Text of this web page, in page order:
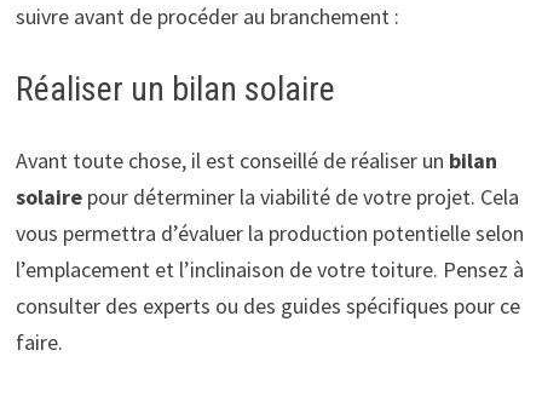
suivre avant de procéder au branchement :
Réaliser un bilan solaire
Avant toute chose, il est conseillé de réaliser un bilan
solairepour déterminer la viabilité de votre projet. Cela
vous permettra d’évaluer la production potentielle selon
l’emplacement et l’inclinaison de votre toiture. Pensez à
consulter des experts ou des guides spécifiques pour ce
faire.